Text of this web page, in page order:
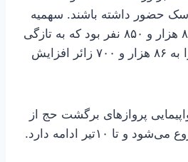
حضور داشته باشند. سهمیه
حج ایران ابتدا حدود ۸۵ هزار و ۸۵۰ نفر بود که به تازگی
عربستان این سهمیه را به ۸۶ هزار و ۷۰۰ زائر افزایش
پروازهای برگشت حج از